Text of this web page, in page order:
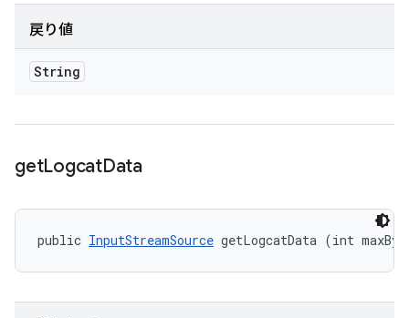
戻り値
String
getLogcatData
public InputStreamSource getLogcatData (int